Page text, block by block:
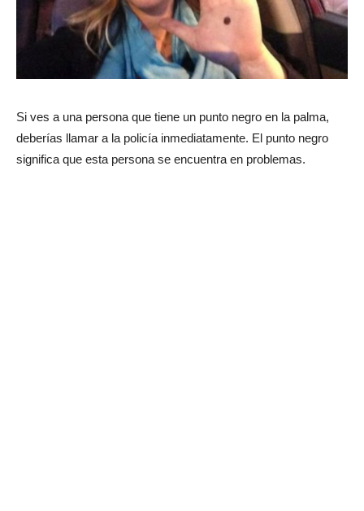
Si ves a una persona que tiene un punto negro en la palma,
deberías llamar a la policía inmediatamente. El punto negro
significa que esta persona se encuentra en problemas.